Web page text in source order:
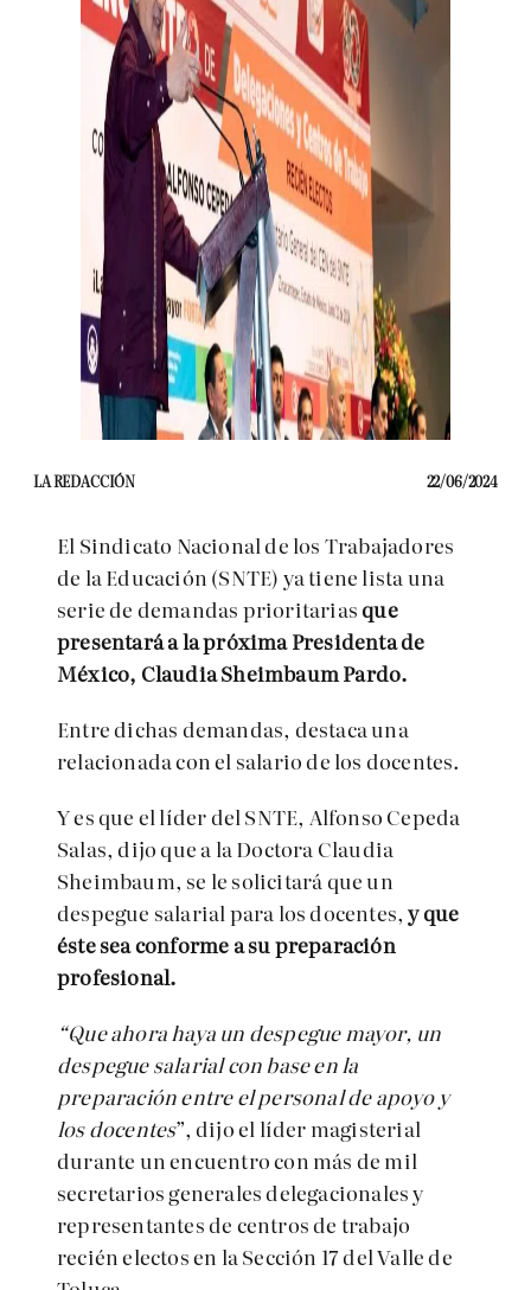
LA REDACCIÓN 22/06/2024
El Sindicato Nacional de los Trabajadores
de la Educación (SNTE) ya tiene lista una
serie de demandas prioritarias que
presentará a la próxima Presidenta de
México, Claudia Sheimbaum Pardo.
Entre dichas demandas, destaca una
relacionada con el salario de los docentes.
Y es que el líder del SNTE, Alfonso Cepeda
Salas, dijo que a la Doctora Claudia
Sheimbaum, se le solicitará que un
despegue salarial para los docentes,y que
éste sea conforme a su preparación
profesional.
“Que ahora haya un despegue mayor, un
despegue salarial con base en la
preparación entre el personal de apoyo y
los docentes”, dijo el líder magisterial
durante un encuentro con más de mil
secretarios generales delegacionales y
representantes de centros de trabajo
recién electos en la Sección 17 del Valle de